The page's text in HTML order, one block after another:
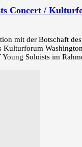
Concert /
mit der Botschaft
Kulturforum
Soloists im